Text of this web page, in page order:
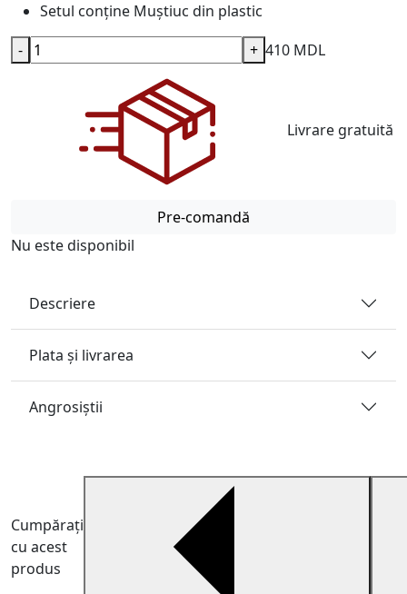
Setul conține Muștiuc din plastic
410 MDL
- +
Livrare gratuită
Pre-comandă
Nu este disponibil
Descriere
Plata și livrarea
Angrosiştii
Cumpărați
cu acest
produs